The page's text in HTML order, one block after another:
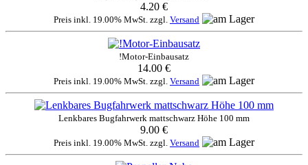
4.20 €
Preis inkl. 19.00% MwSt. zzgl. Versand
!Motor-Einbausatz
14.00 €
Preis inkl. 19.00% MwSt. zzgl. Versand
Lenkbares Bugfahrwerk mattschwarz Höhe 100 mm
9.00 €
Preis inkl. 19.00% MwSt. zzgl. Versand